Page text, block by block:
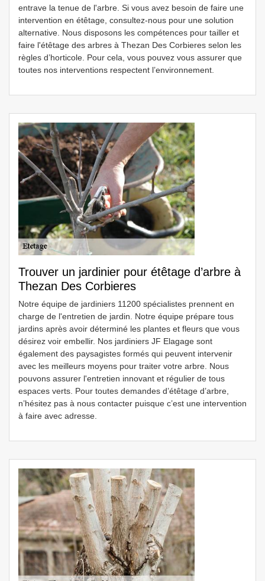
entrave la tenue de l'arbre. Si vous avez besoin de faire une
intervention en étêtage, consultez-nous pour une solution
alternative. Nous disposons les compétences pour tailler et
faire l'étêtage des arbres à Thezan Des Corbieres selon les
règles d’horticole. Pour cela, vous pouvez vous assurer que
toutes nos interventions respectent l’environnement.
Trouver un jardinier pour étêtage d’arbre à
Thezan Des Corbieres
Notre équipe de jardiniers 11200 spécialistes prennent en
charge de l'entretien de jardin. Notre équipe prépare tous
jardins après avoir déterminé les plantes et fleurs que vous
désirez voir embellir. Nos jardiniers JF Elagage sont
également des paysagistes formés qui peuvent intervenir
avec les meilleurs moyens pour traiter votre arbre. Nous
pouvons assurer l'entretien innovant et régulier de tous
espaces verts. Pour toutes demandes d’étêtage d’arbre,
n’hésitez pas à nous contacter puisque c’est une intervention
à faire avec adresse.